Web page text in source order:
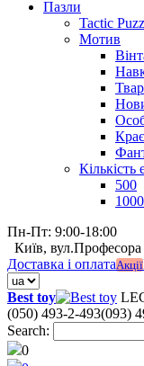
Пазли
Tactic
Мотив
Кількість
500
1000
Пн-Пт: 9:00-18:00
Київ,
Доставка і оплатаАкції
Best toy
(050) 493-2-493(093)
Search:
0